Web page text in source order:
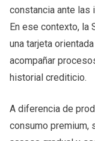
constancia ante las
En ese contexto, la
una tarjeta
acompañar
historial crediticio.
A diferencia de
consumo premium,